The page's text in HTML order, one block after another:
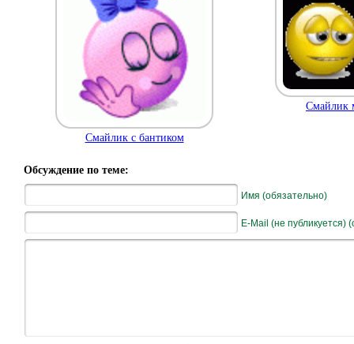
Смайлик с бантиком
Смайлик
Обсуждение по теме:
Имя (обязательно)
E-Mail (не публикуется)